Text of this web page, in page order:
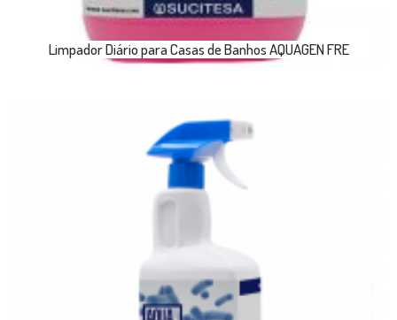
Limpador Diário para Casas de Banhos AQUAGEN FRE